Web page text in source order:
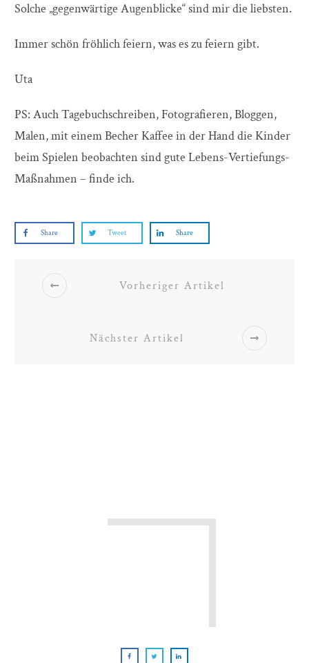
Solche „gegenwärtige Augenblicke“ sind mir die liebsten.
Immer schön fröhlich feiern, was es zu feiern gibt.
Uta
PS: Auch Tagebuchschreiben, Fotografieren, Bloggen,
Malen, mit einem Becher Kaffee in der Hand die Kinder
beim Spielen beobachten sind gute Lebens-Vertiefungs-
Maßnahmen – finde ich.
Share Tweet Share
Vorheriger Artikel
Nächster Artikel